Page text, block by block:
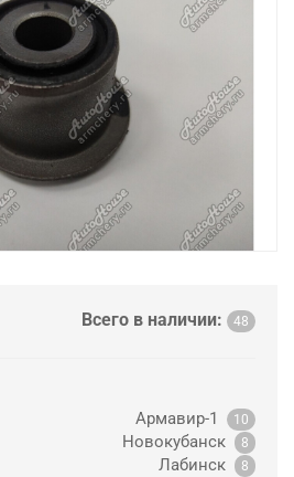
Всего в наличии: 48
Армавир-1 10
Новокубанск 8
Лабинск 8